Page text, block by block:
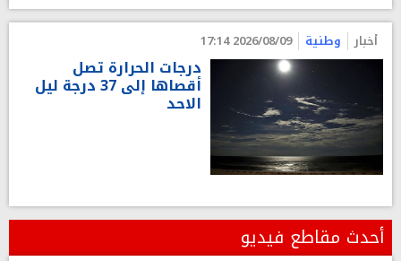
أخبار وطنية 2026/08/09 17:14
درجات الحرارة تصل
أقصاها إلى 37 درجة ليل
الاحد
أحدث مقاطع فيديو